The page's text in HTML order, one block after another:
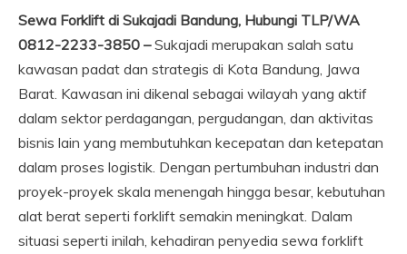
Sewa Forklift di Sukajadi Bandung, Hubungi TLP/WA
0812-2233-3850 –Sukajadi merupakan salah satu
kawasan padat dan strategis di Kota Bandung, Jawa
Barat. Kawasan ini dikenal sebagai wilayah yang aktif
dalam sektor perdagangan, pergudangan, dan aktivitas
bisnis lain yang membutuhkan kecepatan dan ketepatan
dalam proses logistik. Dengan pertumbuhan industri dan
proyek-proyek skala menengah hingga besar, kebutuhan
alat berat seperti forklift semakin meningkat. Dalam
situasi seperti inilah, kehadiran penyedia sewa forklift